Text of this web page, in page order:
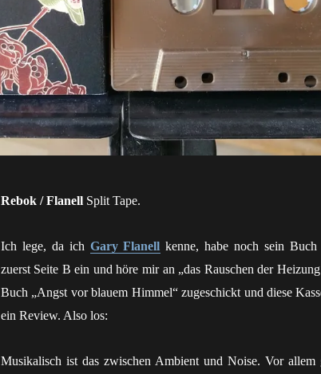
Rebok / FlanellSplit Tape.
Ich lege, da ich Gary Flanell kenne, habe noch sein
zuerst Seite B ein und höre mir an „das Rauschen der
Buch „Angst vor blauem Himmel“ zugeschickt und diese
ein Review. Also los:
Musikalisch ist das zwischen Ambient und Noise. Vor allem